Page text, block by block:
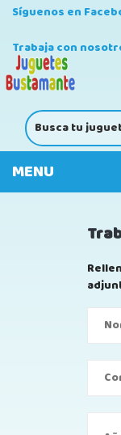
Síguenos en
Trabaja con